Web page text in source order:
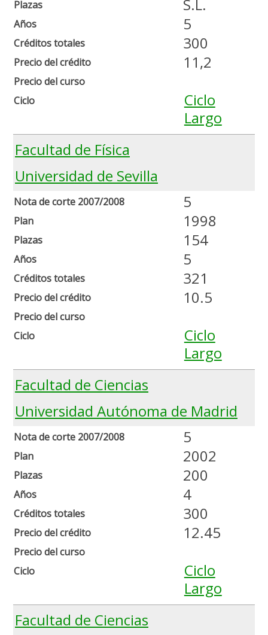
Plazas
Años
Créditos totales
Precio del crédito
Precio del curso
Ciclo
S.L.
5
300
11,2
Ciclo
Largo
Facultad de Física
Universidad de Sevilla
Nota de corte 2007/2008
Plan
Plazas
Años
Créditos totales
Precio del crédito
Precio del curso
Ciclo
5
1998
154
5
321
10.5
Ciclo
Largo
Facultad de Ciencias
Universidad Autónoma de Madrid
Nota de corte 2007/2008
Plan
Plazas
Años
Créditos totales
Precio del crédito
Precio del curso
Ciclo
5
2002
200
4
300
12.45
Ciclo
Largo
Facultad de Ciencias